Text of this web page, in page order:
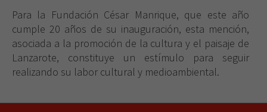
Para la Fundación César Manrique, que este año
cumple 20 años de su inauguración, esta mención,
asociada a la promoción de la cultura y el paisaje de
Lanzarote, constituye un estímulo para seguir
realizando su labor cultural y medioambiental.
funcionalidades
desaparecerán
de la web.